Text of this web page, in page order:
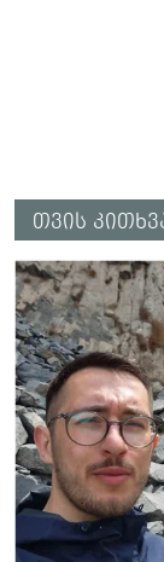
თვის